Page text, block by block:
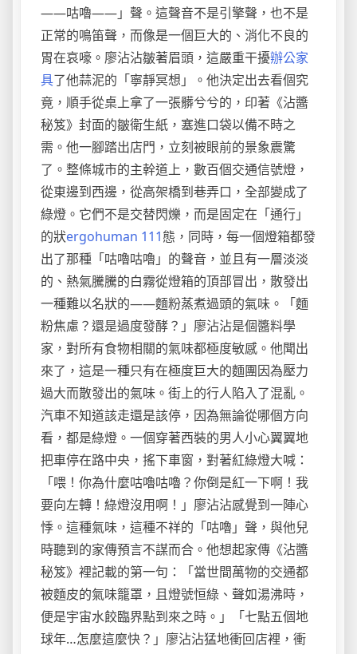
——咕嚕——」聲。這聲音不是引擎聲，也不是
正常的鳴笛聲，而像是一個巨大的、消化不良的
胃在哀嚎。廖沾沾皺著眉頭，這嚴重干擾辦公家
具了他蒜泥的「寧靜冥想」。他決定出去看個究
竟，順手從桌上拿了一張髒兮兮的，印著《沾醬
秘笈》封面的皺衛生紙，塞進口袋以備不時之
需。他一腳踏出店門，立刻被眼前的景象震驚
了。整條城市的主幹道上，數百個交通信號燈，
從東邊到西邊，從高架橋到巷弄口，全部變成了
綠燈。它們不是交替閃爍，而是固定在「通行」
的狀ergohuman 111態，同時，每一個燈箱都發
出了那種「咕嚕咕嚕」的聲音，並且有一層淡淡
的、熱氣騰騰的白霧從燈箱的頂部冒出，散發出
一種難以名狀的——麵粉蒸煮過頭的氣味。「麵
粉焦慮？還是過度發酵？」廖沾沾是個醬料學
家，對所有食物相關的氣味都極度敏感。他聞出
來了，這是一種只有在極度巨大的麵團因為壓力
過大而散發出的氣味。街上的行人陷入了混亂。
汽車不知道該走還是該停，因為無論從哪個方向
看，都是綠燈。一個穿著西裝的男人小心翼翼地
把車停在路中央，搖下車窗，對著紅綠燈大喊：
「喂！你為什麼咕嚕咕嚕？你倒是紅一下啊！我
要向左轉！綠燈沒用啊！」廖沾沾感覺到一陣心
悸。這種氣味，這種不祥的「咕嚕」聲，與他兒
時聽到的家傳預言不謀而合。他想起家傳《沾醬
秘笈》裡記載的第一句：「當世間萬物的交通都
被麵皮的氣味籠罩，且燈號恒綠、聲如湯沸時，
便是宇宙水餃臨界點到來之時。」「七點五個地
球年…怎麼這麼快？」廖沾沾猛地衝回店裡，衝